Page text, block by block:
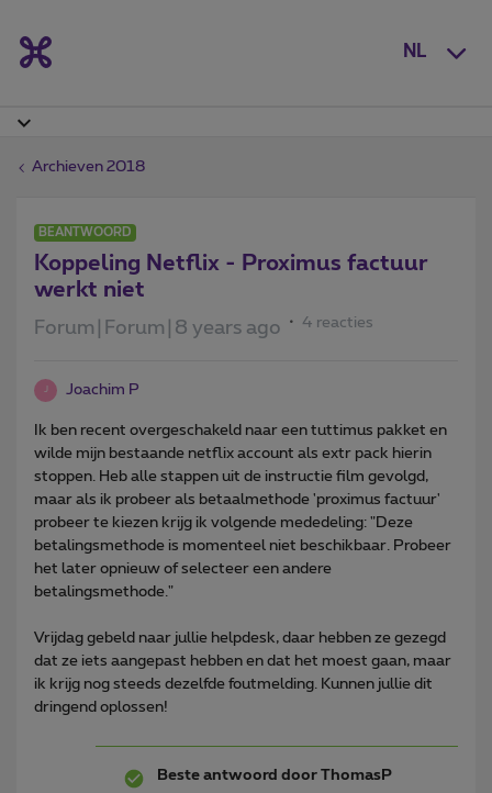
NL
Archieven 2018
BEANTWOORD
Koppeling Netflix - Proximus factuur
werkt niet
Forum|Forum|8 years ago 4 reacties
J Joachim P
Ik ben recent overgeschakeld naar een tuttimus pakket en
wilde mijn bestaande netflix account als extr pack hierin
stoppen. Heb alle stappen uit de instructie film gevolgd,
maar als ik probeer als betaalmethode 'proximus factuur'
probeer te kiezen krijg ik volgende mededeling: "Deze
betalingsmethode is momenteel niet beschikbaar. Probeer
het later opnieuw of selecteer een andere
betalingsmethode."
Vrijdag gebeld naar jullie helpdesk, daar hebben ze gezegd
dat ze iets aangepast hebben en dat het moest gaan, maar
ik krijg nog steeds dezelfde foutmelding. Kunnen jullie dit
dringend oplossen!
Beste antwoord door ThomasP